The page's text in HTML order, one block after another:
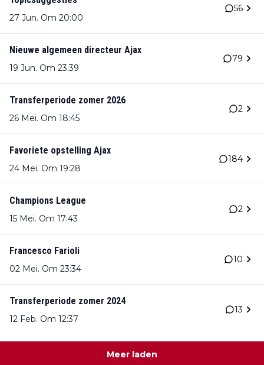
27 Jun. Om 20:00
56
Nieuwe algemeen directeur Ajax
19 Jun. Om 23:39
79
Transferperiode zomer 2026
26 Mei. Om 18:45
2
Favoriete opstelling Ajax
24 Mei. Om 19:28
184
Champions League
15 Mei. Om 17:43
2
Francesco Farioli
02 Mei. Om 23:34
10
Transferperiode zomer 2024
12 Feb. Om 12:37
13
Meer laden